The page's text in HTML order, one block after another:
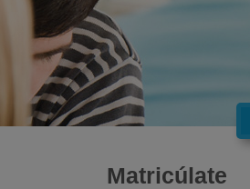
Matricúlate